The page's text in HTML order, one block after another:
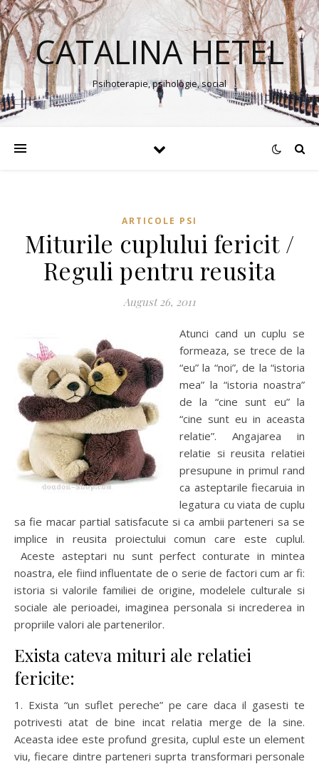
CATALINA HETEL
Psihoterapie, psihologie, social
ARTICOLE PSI
Miturile cuplului fericit /
Reguli pentru reusita
August 26, 2011
Atunci cand un cuplu se
formeaza, se trece de la
“eu” la “noi”, de la “istoria
mea” la “istoria noastra”
de la “cine sunt eu” la
“cine sunt eu in aceasta
relatie”. Angajarea in
relatie si reusita relatiei
presupune in primul rand
ca asteptarile fiecaruia in
legatura cu viata de cuplu
sa fie macar partial satisfacute si ca ambii parteneri sa se
implice in reusita proiectului comun care este cuplul.
Aceste asteptari nu sunt perfect conturate in mintea
noastra, ele fiind influentate de o serie de factori cum ar fi:
istoria si valorile familiei de origine, modelele culturale si
sociale ale perioadei, imaginea personala si increderea in
propriile valori ale partenerilor.
Exista cateva mituri ale relatiei
fericite:
1. Exista “un suflet pereche” pe care daca il gasesti te
potrivesti atat de bine incat relatia merge de la sine.
Aceasta idee este profund gresita, cuplul este un element
viu, fiecare dintre parteneri suprta transformari personale